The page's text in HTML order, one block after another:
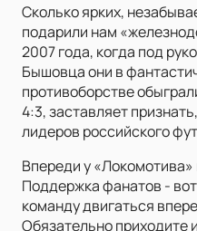
Сколько ярких,
подарили нам
2007 года, когда под
Бышовца они в
противоборстве
4:3, заставляет
лидеров российского
Впереди у
Поддержка фанатов -
команду двигаться
Обязательно приходите